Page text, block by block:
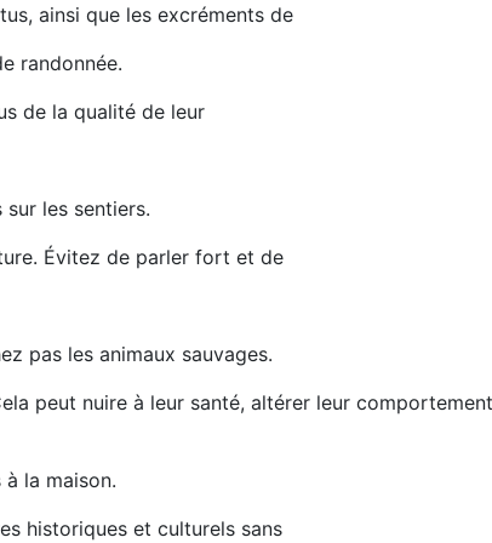
ainsi que les excréments de
randonnée.
de la qualité de leur
les sentiers.
Évitez de parler fort et de
pas les animaux sauvages.
peut nuire à leur santé, altérer leur
la maison.
historiques et culturels sans